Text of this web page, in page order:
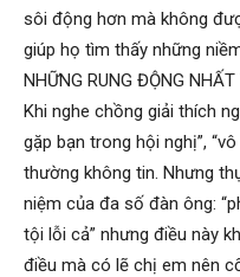
giss
phong,
sôi động hơn mà không
giúp họ tìm thấy những
NHỮNG RUNG ĐỘNG NHẤT
Khi nghe chồng giải thích
gặp bạn trong hội nghị”,
thường không tin. Nhưng
niệm của đa số đàn ông:
tội lỗi cả” nhưng điều này
điều mà có lẽ chị em nên